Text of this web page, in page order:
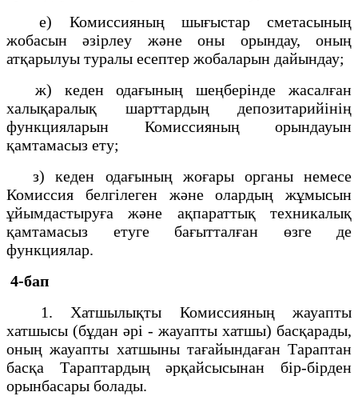
е) Комиссияның шығыстар сметасының
жобасын әзірлеу және оны орындау, оның
атқарылуы туралы есептер жобаларын дайындау;
ж) кеден одағының шеңберінде жасалған
халықаралық шарттардың депозитарийінің
функцияларын Комиссияның орындауын
қамтамасыз ету;
з) кеден одағының жоғары органы немесе
Комиссия белгілеген және олардың жұмысын
ұйымдастыруға және ақпараттық техникалық
қамтамасыз етуге бағытталған өзге де
функциялар.
4-бап
1. Хатшылықты Комиссияның жауапты
хатшысы (бұдан әрі - жауапты хатшы) басқарады,
оның жауапты хатшыны тағайындаған Тараптан
басқа Тараптардың әрқайсысынан бір-бірден
орынбасары болады.